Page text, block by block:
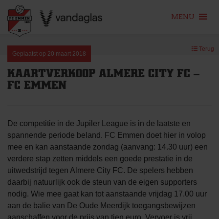
content
MENU
Geplaatst op 20 maart 2018
Terug
KAARTVERKOOP ALMERE CITY FC –
FC EMMEN
De competitie in de Jupiler League is in de laatste en
spannende periode beland. FC Emmen doet hier in volop
mee en kan aanstaande zondag (aanvang: 14.30 uur) een
verdere stap zetten middels een goede prestatie in de
uitwedstrijd tegen Almere City FC. De spelers hebben
daarbij natuurlijk ook de steun van de eigen supporters
nodig. Wie mee gaat kan tot aanstaande vrijdag 17.00 uur
aan de balie van De Oude Meerdijk toegangsbewijzen
aanschaffen voor de prijs van tien euro. Vervoer is vrij.